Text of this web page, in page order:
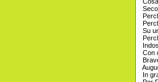
Su
Con
In